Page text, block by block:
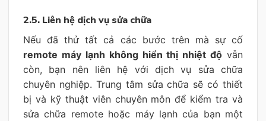
2.5. Liên hệ dịch vụ sửa chữa
Nếu đã thử tất cả các bước trên mà sự cố
remote máy lạnh không hiển thị nhiệt độ vẫn
còn, bạn nên liên hệ với dịch vụ sửa chữa
chuyên nghiệp. Trung tâm sửa chữa sẽ có thiết
bị và kỹ thuật viên chuyên môn để kiểm tra và
sửa chữa remote hoặc máy lạnh của bạn một